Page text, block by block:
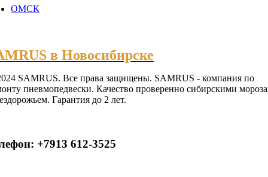
ОМСК
в Новосибирске
SAMRUS. Все права защищены. SAMRUS - компания по
пневмопедвески. Качество проверенно сибирскими
Гарантия до 2 лет.
+7913 612-3525